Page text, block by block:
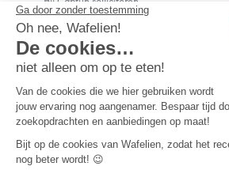
Bij Capfun solliciteren
Dutchbox Vakantiepark
Superdeals
Capfun in de media
Carabouille.nl
Wettelijke bepalingen
Algemene reisvoorwaarden
persvragen@capfun.com